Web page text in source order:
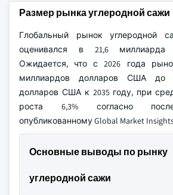
Размер рынка углеродной сажи
Глобальный рынок углеродной
оценивался в 21,6
Ожидается, что с 2026 года
миллиардов долларов США до
долларов США к 2035 году, при
роста 6,3% согласно
опубликованному Global Market
Основные выводы по рынку
углеродной сажи